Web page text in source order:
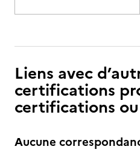
Liens avec
certifications
certifications
Aucune